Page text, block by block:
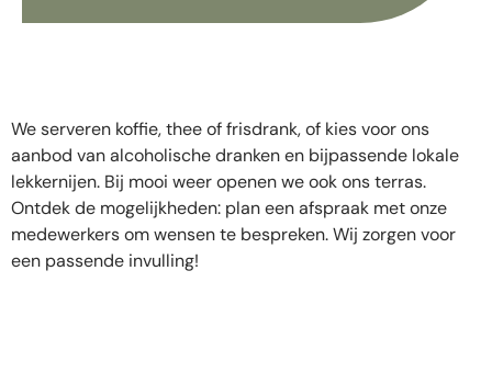
We serveren koffie, thee of frisdrank, of kies voor ons
aanbod van alcoholische dranken en bijpassende lokale
lekkernijen. Bij mooi weer openen we ook ons terras.
Ontdek de mogelijkheden: plan een afspraak met onze
medewerkers om wensen te bespreken. Wij zorgen voor
een passende invulling!